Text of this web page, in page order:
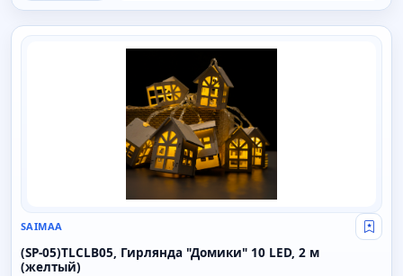
SAIMAA
SAIMAA Свой
(SP-05)TLCLB05, Гирлянда "Домики" 10 LED, 2 м
(желтый)